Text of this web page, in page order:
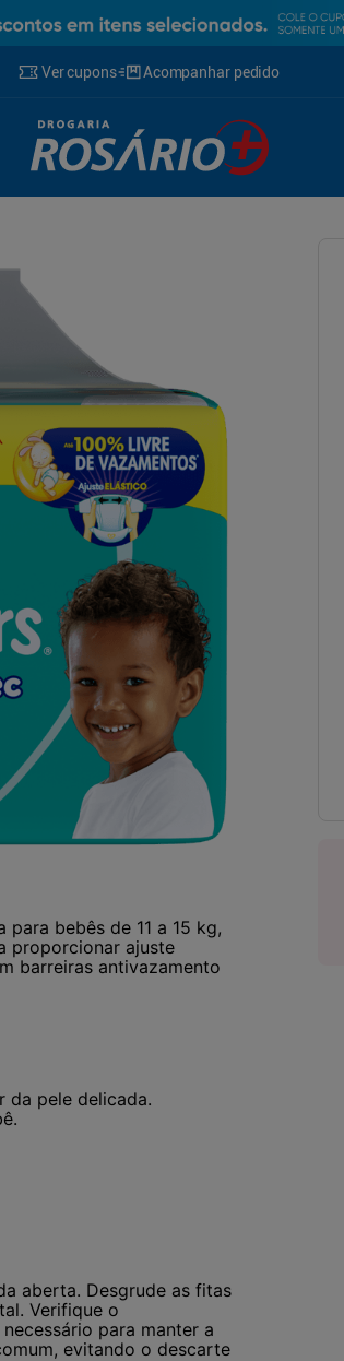
Ver cupons Acompanhar pedido
bebês de 11 a 15 kg,
proporcionar ajuste
barreiras antivazamento
da pele delicada.
aberta. Desgrude as fitas
Verifique o
para manter a
evitando o descarte